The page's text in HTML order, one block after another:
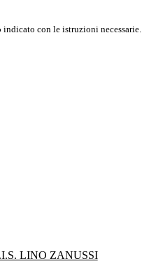
con le istruzioni necessarie.